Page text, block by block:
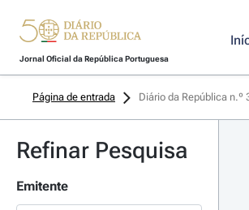
Jornal Oficial da República Portuguesa
Página de entrada Diário da República n.º
Refinar Pesquisa
Emitente